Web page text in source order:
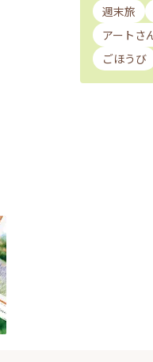
週末旅
アートさ
ごほうび